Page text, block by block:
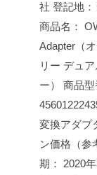
社 登記地
商品名：
Adapter（
リー デュ
ー）
商品
変換アダプ
ン価格（参
期： 2020